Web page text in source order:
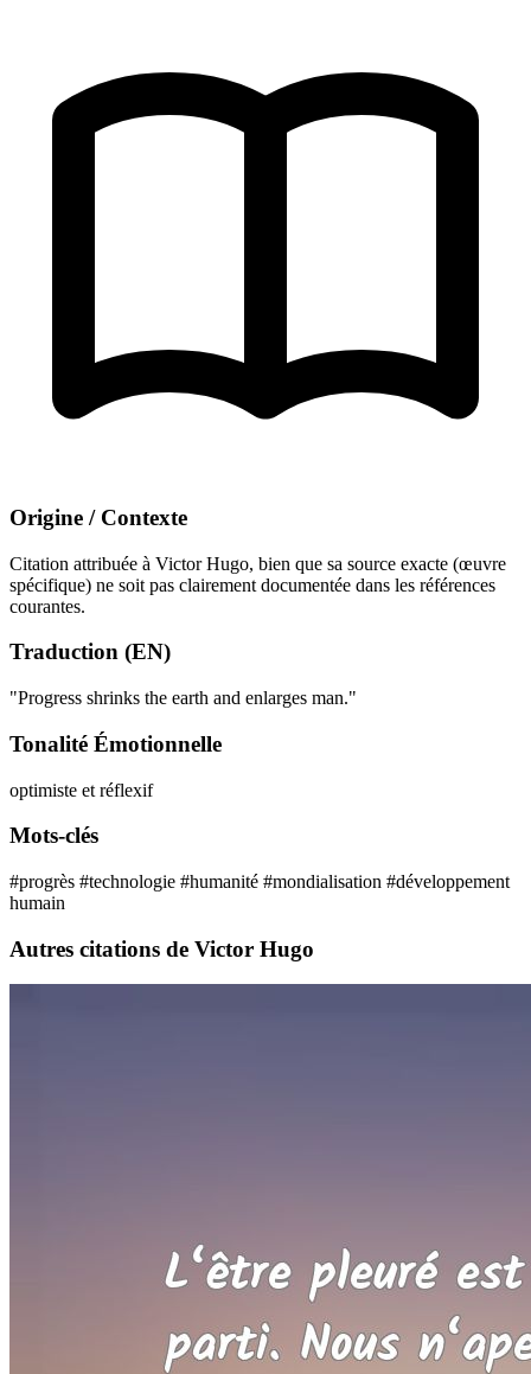
Origine / Contexte
Citation attribuée à Victor Hugo, bien que sa source exacte (œuvre
spécifique) ne soit pas clairement documentée dans les références
courantes.
Traduction (EN)
"Progress shrinks the earth and enlarges man."
Tonalité Émotionnelle
optimiste et réflexif
Mots-clés
#progrès #technologie #humanité #mondialisation #développement
humain
Autres citations de Victor Hugo